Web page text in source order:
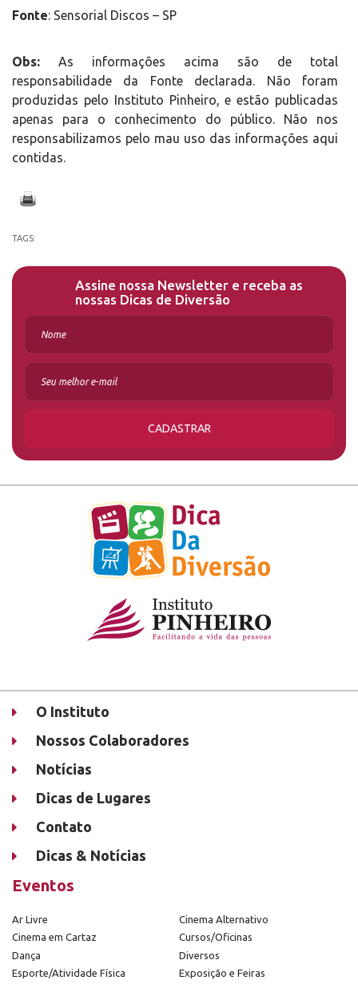
Fonte: Sensorial Discos – SP
Obs: As informações acima são de total
responsabilidade da Fonte declarada. Não foram
produzidas pelo Instituto Pinheiro, e estão publicadas
apenas para o conhecimento do público. Não nos
responsabilizamos pelo mau uso das informações aqui
contidas.
TAGS:
Assine nossa Newsletter e receba as
nossas Dicas de Diversão
CADASTRAR
O Instituto
Nossos Colaboradores
Notícias
Dicas de Lugares
Contato
Dicas & Notícias
Eventos
Ar Livre
Cinema Alternativo
Cinema em Cartaz
Cursos/Oficinas
Dança
Diversos
Esporte/Atividade Física
Exposição e Feiras